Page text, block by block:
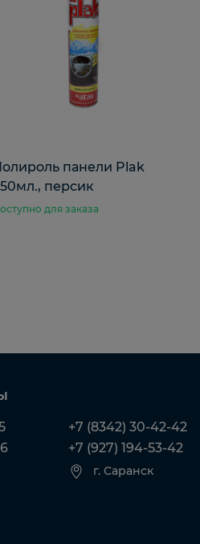
панели Plak
персик
для заказа
+7 (8342) 30-42-42
+7 (927) 194-53-42
г. Саранск